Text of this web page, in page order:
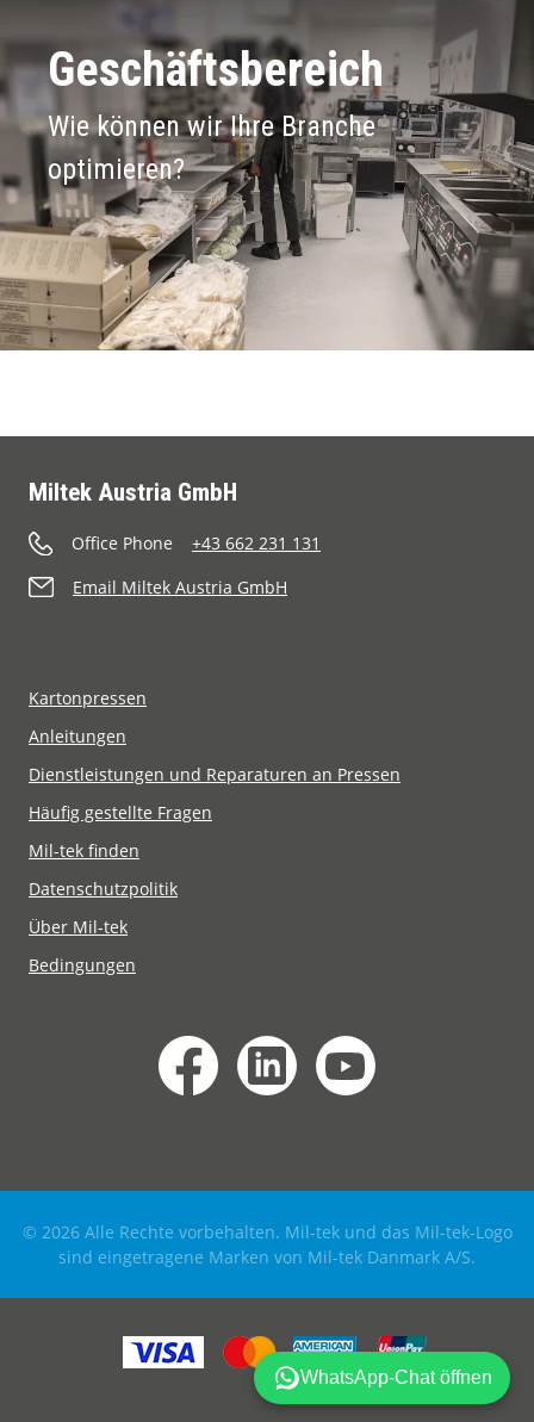
Geschäftsbereich
Wie können wir Ihre Branche
optimieren?
Miltek Austria GmbH
Office Phone
+43 662 231 131
Email Miltek Austria GmbH
Kartonpressen
Anleitungen
Dienstleistungen und Reparaturen an Pressen
Häufig gestellte Fragen
Mil-tek finden
Datenschutzpolitik
Über Mil-tek
Bedingungen
© 2026 Alle Rechte vorbehalten. Mil-tek und das Mil-tek-Logo
sind eingetragene Marken von Mil-tek Danmark A/S.